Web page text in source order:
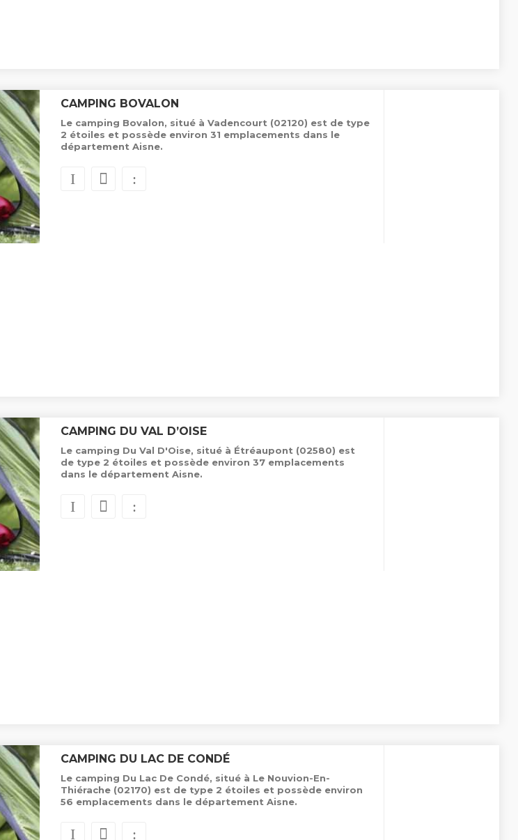
CAMPING BOVALON
Le camping Bovalon, situé à Vadencourt (02120) est de type
2 étoiles et possède environ 31 emplacements dans le
département Aisne.
CAMPING DU VAL D’OISE
Le camping Du Val D'Oise, situé à Étréaupont (02580) est
de type 2 étoiles et possède environ 37 emplacements
dans le département Aisne.
CAMPING DU LAC DE CONDÉ
Le camping Du Lac De Condé, situé à Le Nouvion-En-
Thiérache (02170) est de type 2 étoiles et possède environ
56 emplacements dans le département Aisne.